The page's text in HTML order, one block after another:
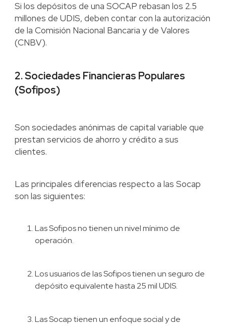
Si los depósitos de una SOCAP rebasan los 2.5
millones de UDIS, deben contar con la autorización
de la Comisión Nacional Bancaria y de Valores
(CNBV).
2. Sociedades Financieras Populares
(Sofipos)
Son sociedades anónimas de capital variable que
prestan servicios de ahorro y crédito a sus
clientes.
Las principales diferencias respecto a las Socap
son las siguientes:
Las Sofipos no tienen un nivel mínimo de
operación.
Los usuarios de las Sofipos tienen un seguro de
depósito equivalente hasta 25 mil UDIS.
Las Socap tienen un enfoque social y de